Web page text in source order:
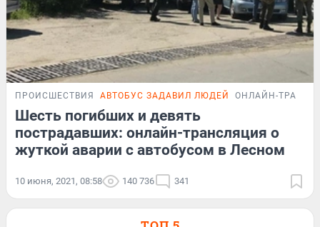
ПРОИСШЕСТВИЯ АВТОБУС ЗАДАВИЛ ЛЮДЕЙ ОНЛАЙН-
Шесть погибших и девять
пострадавших: онлайн-трансляция о
жуткой аварии с автобусом в Лесном
10 июня, 2021, 08:58 140 736 341